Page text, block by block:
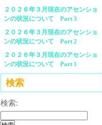
２０２６年３月現在のアセンショ
ンの状況について Part 3
２０２６年３月現在のアセンショ
ンの状況について Part 2
２０２６年３月現在のアセンショ
ンの状況について Part 1
検索
検索: